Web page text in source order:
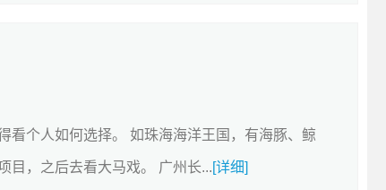
看个人如何选择。 如珠海海洋王国，有海豚、鲸
目，之后去看大马戏。 广州长...[详细]